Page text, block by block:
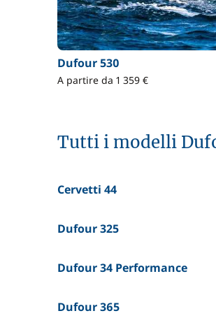
Dufour 530
A partire da 1 359 €
Tutti i modelli
Cervetti 44
Dufour 325
Dufour 34 Performance
Dufour 365